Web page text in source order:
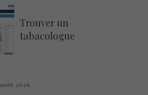
Trouver un
tabacologue
août 2026